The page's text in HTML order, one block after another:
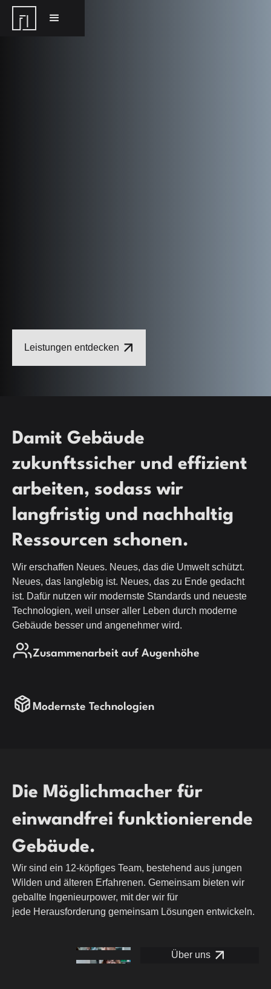
Leistungen entdecken
Damit Gebäude
zukunftssicher und effizient
arbeiten, sodass wir
langfristig und nachhaltig
Ressourcen schonen.
Wir erschaffen Neues. Neues, das die Umwelt schützt.
Neues, das langlebig ist. Neues, das zu Ende gedacht
ist. Dafür nutzen wir modernste Standards und neueste
Technologien, weil unser aller Leben durch moderne
Gebäude besser und angenehmer wird.
Zusammenarbeit auf Augenhöhe
Modernste Technologien
Die Möglichmacher für
einwand­frei funktionierende
Gebäude.
Wir sind ein 12-köpfiges Team, bestehend aus jungen
Wilden und älteren Erfahrenen. Gemeinsam bieten wir
geballte Ingenieurpower, mit der wir für
jede Herausforderung gemeinsam Lösungen entwickeln.
Über uns